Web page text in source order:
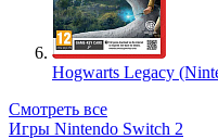
Hogwarts Legacy
Смотреть все
Игры Nintendo Switch 2